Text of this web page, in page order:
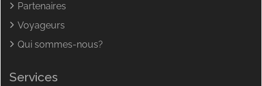
Partenaires
Voyageurs
Qui sommes-nous?
Services